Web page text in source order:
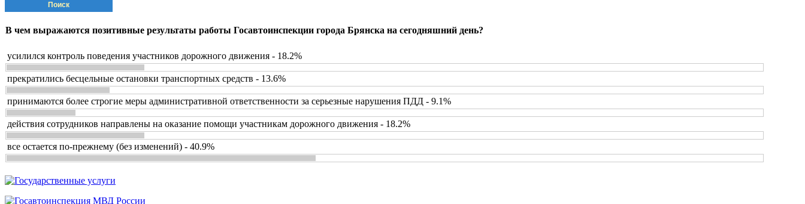
Поиск
В чем выражаются позитивные результаты работы Госавтоинспекции города Брянска на сегодняшний день?
усилился контроль поведения участников дорожного движения - 18.2%
прекратились бесцельные остановки транспортных средств - 13.6%
принимаются более строгие меры административной ответственности за серьезные нарушения ПДД - 9.1%
действия сотрудников направлены на оказание помощи участникам дорожного движения - 18.2%
все остается по-прежнему (без изменений) - 40.9%